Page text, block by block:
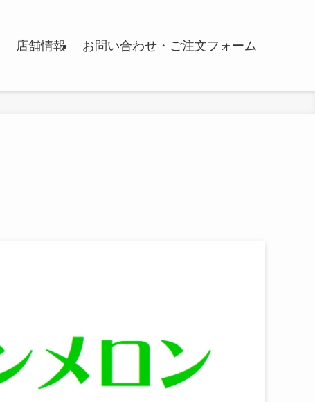
店舗情報 お問い合わせ・ご注文フォーム